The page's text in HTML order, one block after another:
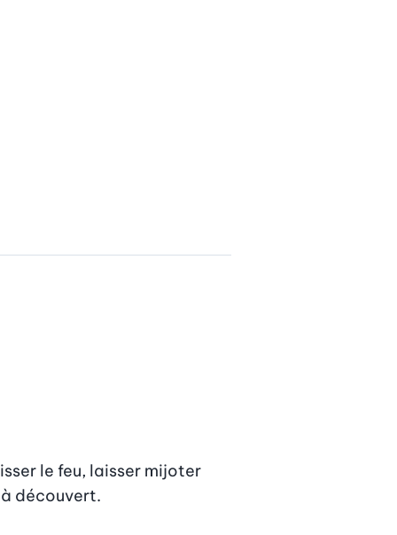
le feu, laisser mijoter
à découvert.